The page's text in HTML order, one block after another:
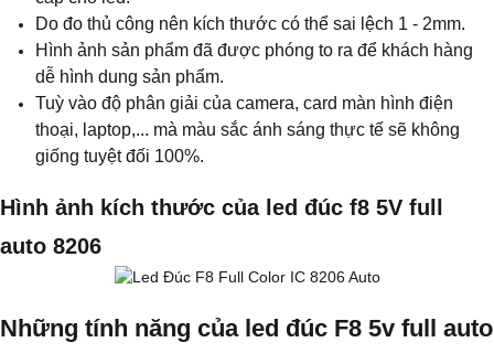
Do đo thủ công nên kích thước có thể sai lệch 1 - 2mm.
Hình ảnh sản phẩm đã được phóng to ra để khách hàng
dễ hình dung sản phẩm.
Tuỳ vào độ phân giải của camera, card màn hình điện
thoại, laptop,... mà màu sắc ánh sáng thực tế sẽ không
giống tuyệt đối 100%.
Hình ảnh kích thước của led đúc f8 5V full
auto 8206
Những tính năng của led đúc F8 5v full auto